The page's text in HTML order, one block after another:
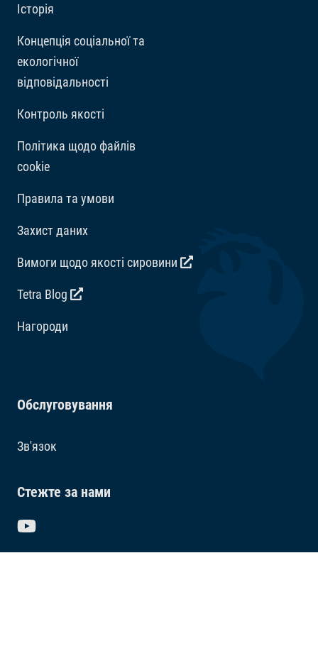
Історія
Концепція соціальної та
екологічної
відповідальності
Контроль якості
Політика щодо файлів
cookie
Правила та умови
Захист даних
Вимоги щодо якості сировини
Tetra Blog
Hагороди
Обслуговування
Зв'язок
Стежте за нами